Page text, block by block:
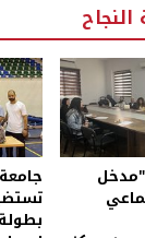
النجاح